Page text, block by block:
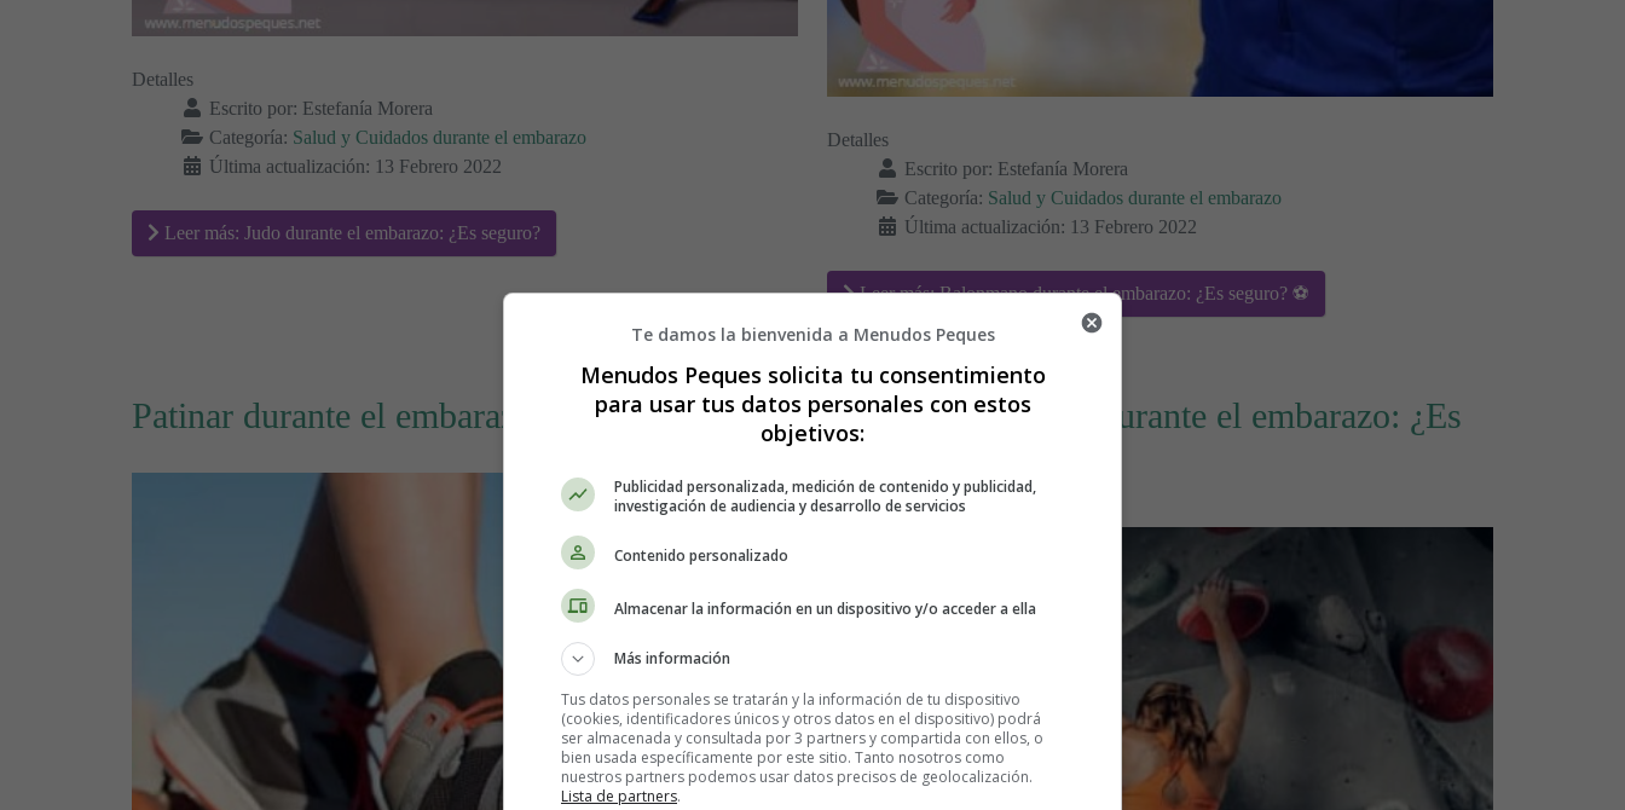
Detalles
Escrito por: Estefanía Morera
Categoría: Salud y Cuidados durante el embarazo
Última actualización: 13 Febrero 2022
Leer más: Judo durante el embarazo: ¿Es seguro?
Detalles
Escrito por: Estefanía Morera
Categoría: Salud y Cuidados durante el embarazo
Última actualización: 13 Febrero 2022
Leer más: Balonmano durante el embarazo: ¿Es seguro? ⚽
Patinar durante el embarazo: ¿Es seguro? ⛸
Escalada o Búlder durante el embarazo: ¿Es
seguro?
Te damos la bienvenida a Menudos Peques
Menudos Peques solicita tu consentimiento
para usar tus datos personales con estos
objetivos:
Publicidad personalizada, medición de contenido y publicidad,
investigación de audiencia y desarrollo de servicios
Contenido personalizado
Almacenar la información en un dispositivo y/o acceder a ella
Más información
Tus datos personales se tratarán y la información de tu dispositivo
(cookies, identificadores únicos y otros datos en el dispositivo) podrá
ser almacenada y consultada por 3 partners y compartida con ellos, o
bien usada específicamente por este sitio. Tanto nosotros como
nuestros partners podemos usar datos precisos de geolocalización.
Lista de partners.